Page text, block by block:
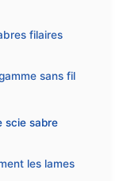
filaires
sans fil
scie sabre
les lames